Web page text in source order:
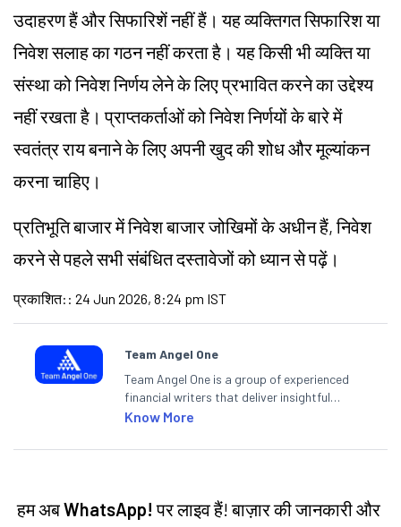
उदाहरण हैं और सिफारिशें नहीं हैं। यह व्यक्तिगत सिफारिश या
निवेश सलाह का गठन नहीं करता है। यह किसी भी व्यक्ति या
संस्था को निवेश निर्णय लेने के लिए प्रभावित करने का उद्देश्य
नहीं रखता है। प्राप्तकर्ताओं को निवेश निर्णयों के बारे में
स्वतंत्र राय बनाने के लिए अपनी खुद की शोध और मूल्यांकन
करना चाहिए।
प्रतिभूति बाजार में निवेश बाजार जोखिमों के अधीन हैं, निवेश
करने से पहले सभी संबंधित दस्तावेजों को ध्यान से पढ़ें।
प्रकाशित: : 24 Jun 2026, 8:24 pm IST
Team Angel One
Team Angel One is a group of experienced
financial writers that deliver insightful
articles on the stock market, IPO, economy,
categories.
Know More
हम अबWhatsApp! पर लाइव हैं! बाज़ार की जानकारी और